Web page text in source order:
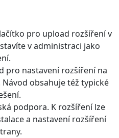
pro upload rozšíření v
v administraci jako
pro nastavení rozšíření na
obsahuje též typické
podpora. K rozšíření lze
a nastavení rozšíření